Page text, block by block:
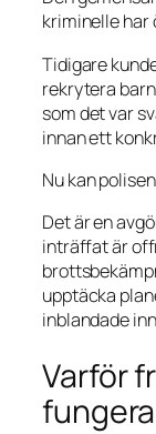
kriminelle har
Tidigare
rekrytera
som det var
innan ett
Nu kan
Det är en
inträffat är
upptäcka
inblandade
Varför